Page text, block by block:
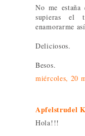
No me
supieras el
enamorarme
Deliciosos.
Besos.
miércoles, 20
Apfelstrudel
Hola!!!